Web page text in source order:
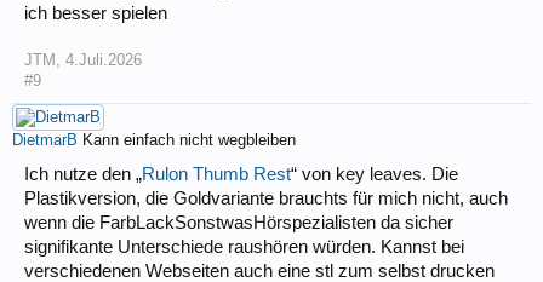
ich besser spielen
JTM
4.Juli.2026
#9
DietmarB Kann einfach nicht wegbleiben
Ich nutze den „Rulon Thumb Rest“ von key leaves. Die
Plastikversion, die Goldvariante brauchts für mich nicht, auch
wenn die FarbLackSonstwasHörspezialisten da sicher
signifikante Unterschiede raushören würden. Kannst bei
verschiedenen Webseiten auch eine stl zum selbst drucken